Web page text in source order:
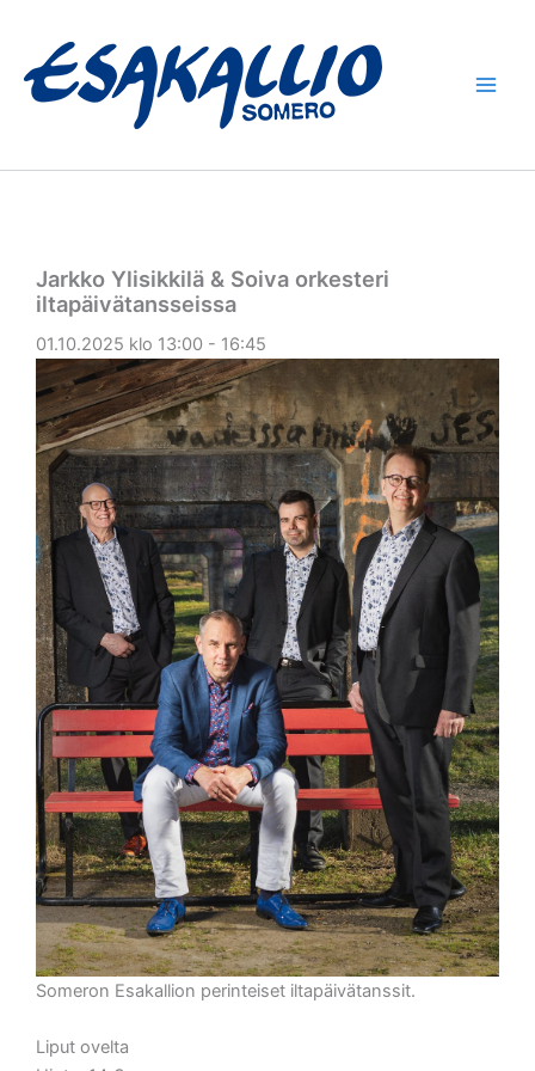
sisältöön
Jarkko Ylisikkilä & Soiva orkesteri
iltapäivätansseissa
01.10.2025 klo 13:00 - 16:45
Someron Esakallion perinteiset iltapäivätanssit.
Liput ovelta